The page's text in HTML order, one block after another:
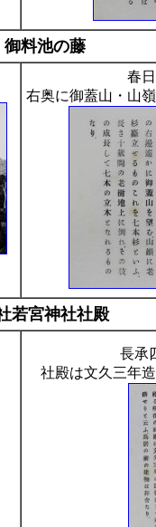
料池の藤
春
右奥に御蓋山・山
若宮神社社殿
長承
社殿は文久三年